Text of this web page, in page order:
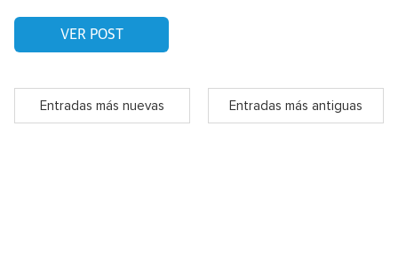
VER POST
Entradas más nuevas Entradas más antiguas